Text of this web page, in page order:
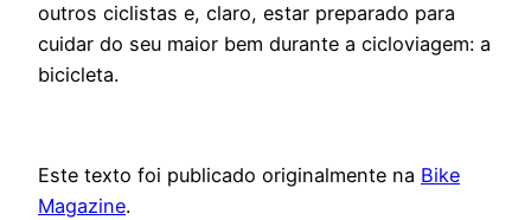
outros ciclistas e, claro, estar preparado para
cuidar do seu maior bem durante a cicloviagem: a
bicicleta.
Este texto foi publicado originalmente na Bike
Magazine.